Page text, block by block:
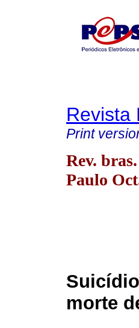
Revista
Print
Rev.
Paulo
morte